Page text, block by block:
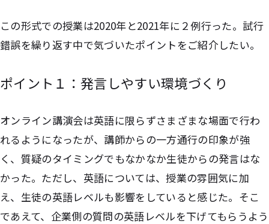
この形式での授業は2020年と2021年に２例行った。試行
錯誤を繰り返す中で気づいたポイントをご紹介したい。
ポイント１：発言しやすい環境づくり
オンライン講演会は英語に限らずさまざまな場面で行わ
れるようになったが、講師からの一方通行の印象が強
く、質疑のタイミングでもなかなか生徒からの発言はな
かった。ただし、英語については、授業の雰囲気に加
え、生徒の英語レベルも影響をしていると感じた。そこ
であえて、企業側の質問の英語レベルを下げてもらうよう